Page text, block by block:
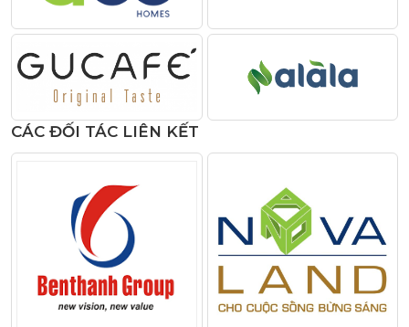
CÁC ĐỐI TÁC LIÊN KẾT